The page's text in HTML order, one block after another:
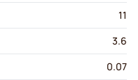
11
3.6
0.07